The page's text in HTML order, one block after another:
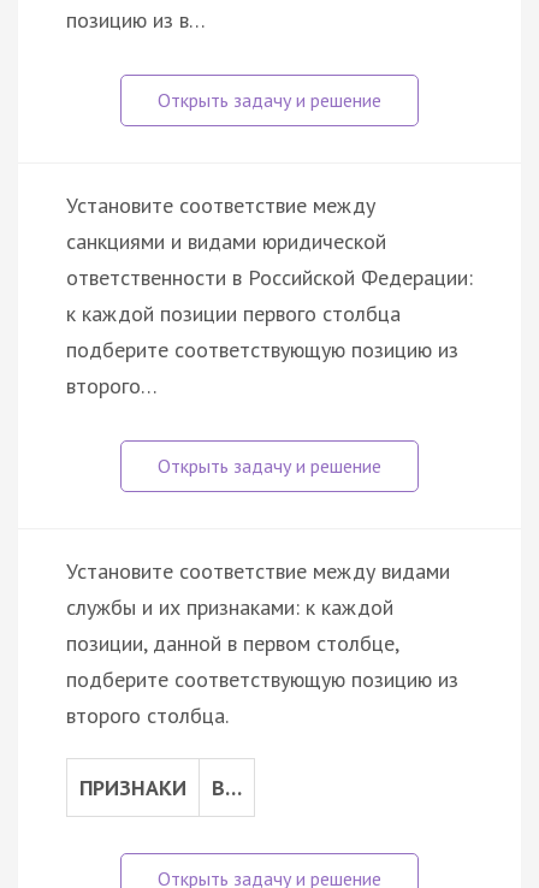
позицию из в…
Установите соответствие между
санкциями и видами юридической
ответственности в Российской Федерации:
к каждой позиции первого столбца
подберите соответствующую позицию из
второго…
Установите соответствие между видами
службы и их признаками: к каждой
позиции, данной в первом столбце,
подберите соответствующую позицию из
второго столбца.
ПРИЗНАКИ В…